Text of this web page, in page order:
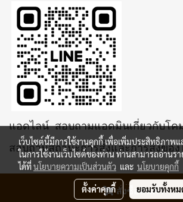
สั่งซื้อสินค้า
แอดไลน์ สอบถามแอดมินเกี่ยวกับโค
สอบถามสถานะการสั่งและการส่งขอ
เว็บไซต์นี้มีการใช้งานคุกกี้ เพื่อเพิ่มประสิทธิภาพ
ในการใช้งานเว็บไซต์ของท่าน ท่านสามารถอ่านร
ได้ที่นโยบายความเป็นส่วนตัว และ นโยบายคุกกี้
ตั้งค่าคุกกี้ ยอมรับทั้งหม